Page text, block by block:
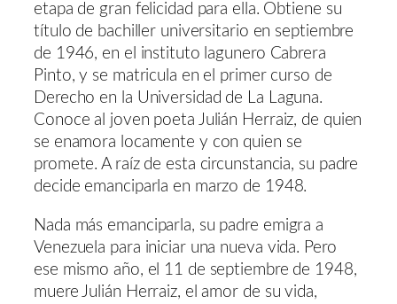
etapa de gran felicidad para ella. Obtiene su
título de bachiller universitario en septiembre
de 1946, en el instituto lagunero Cabrera
Pinto, y se matricula en el primer curso de
Derecho en la Universidad de La Laguna.
Conoce al joven poeta Julián Herraiz, de quien
se enamora locamente y con quien se
promete. A raíz de esta circunstancia, su padre
decide emanciparla en marzo de 1948.
Nada más emanciparla, su padre emigra a
Venezuela para iniciar una nueva vida. Pero
ese mismo año, el 11 de septiembre de 1948,
muere Julián Herraiz, el amor de su vida,